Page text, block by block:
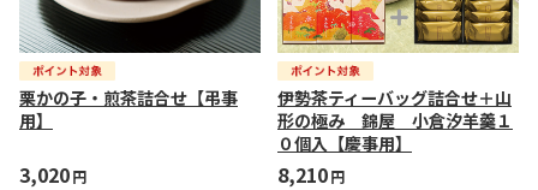
栗かの子・煎茶詰合せ【弔事
用】
3,020円
伊勢茶ティーバッグ詰合せ＋山
形の極み 錦屋 小倉汐羊羹１
０個入【慶事用】
8,210円